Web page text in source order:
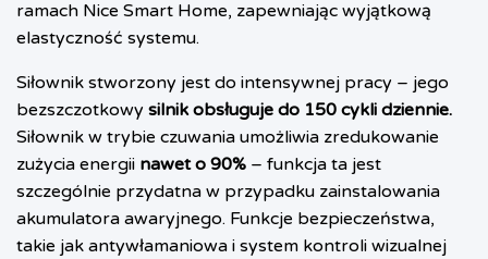
ramach Nice Smart Home, zapewniając wyjątkową
elastyczność systemu.
Siłownik stworzony jest do intensywnej pracy – jego
bezszczotkowy silnik obsługuje do 150 cykli dziennie.
Siłownik w trybie czuwania umożliwia zredukowanie
zużycia energii nawet o 90% – funkcja ta jest
szczególnie przydatna w przypadku zainstalowania
akumulatora awaryjnego. Funkcje bezpieczeństwa,
takie jak antywłamaniowa i system kontroli wizualnej